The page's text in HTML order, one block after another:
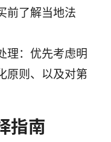
前了解当地法
理：优先考虑明
原则、以及对第
指南